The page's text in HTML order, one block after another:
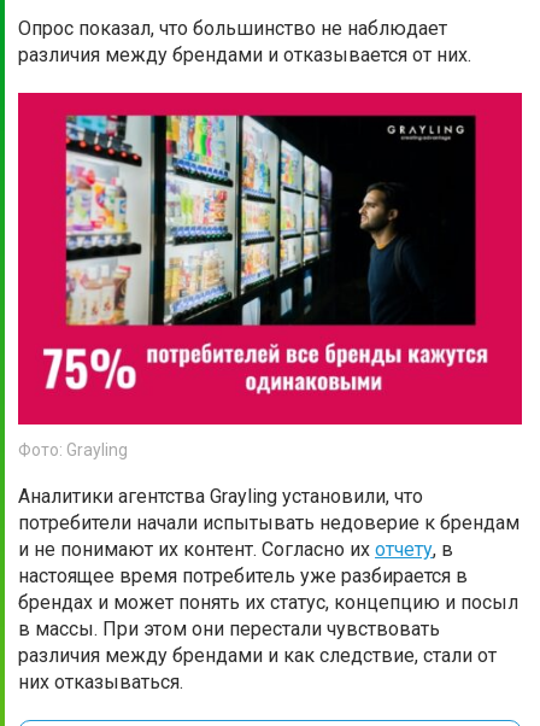
Опрос показал, что большинство не наблюдает
различия между брендами и отказывается от них.
Фото: Grayling
Аналитики агентства Grayling установили, что
потребители начали испытывать недоверие к брендам
и не понимают их контент. Согласно их отчету, в
настоящее время потребитель уже разбирается в
брендах и может понять их статус, концепцию и посыл
в массы. При этом они перестали чувствовать
различия между брендами и как следствие, стали от
них отказываться.